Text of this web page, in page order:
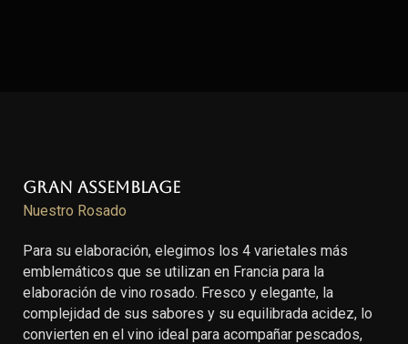
Gran Assemblage
Nuestro Rosado
Para su elaboración, elegimos los 4 varietales más
emblemáticos que se utilizan en Francia para la
elaboración de vino rosado. Fresco y elegante, la
complejidad de sus sabores y su equilibrada acidez, lo
convierten en el vino ideal para acompañar pescados,